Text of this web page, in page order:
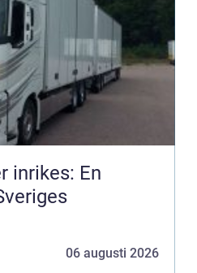
inrikes: En
06 augusti 2026